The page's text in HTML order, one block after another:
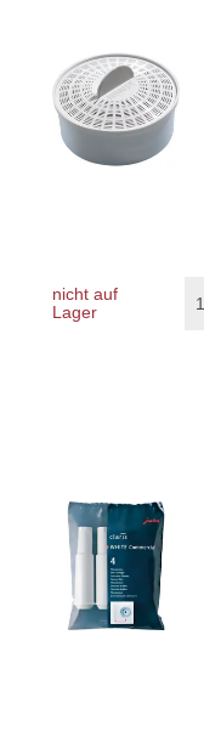
nicht auf
Lager